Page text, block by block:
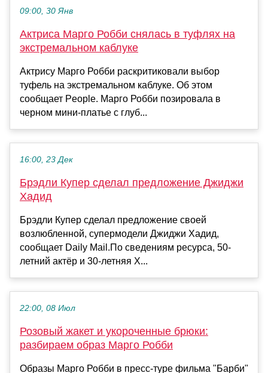
09:00, 30 Янв
Актриса Марго Робби снялась в туфлях на
экстремальном каблуке
Актрису Марго Робби раскритиковали выбор
туфель на экстремальном каблуке. Об этом
сообщает People. Марго Робби позировала в
черном мини-платье с глуб...
16:00, 23 Дек
Брэдли Купер сделал предложение Джиджи
Хадид
Брэдли Купер сделал предложение своей
возлюбленной, супермодели Джиджи Хадид,
сообщает Daily Mail.По сведениям ресурса, 50-
летний актёр и 30-летняя Х...
22:00, 08 Июл
Розовый жакет и укороченные брюки:
разбираем образ Марго Робби
Образы Марго Робби в пресс-туре фильма "Барби"